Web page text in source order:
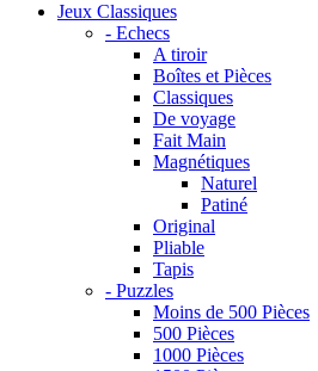
Jeux Classiques
- Echecs
A tiroir
Boîtes et Pièces
Classiques
De voyage
Fait Main
Magnétiques
Naturel
Patiné
Original
Pliable
Tapis
- Puzzles
Moins de 500 Pièces
500 Pièces
1000 Pièces